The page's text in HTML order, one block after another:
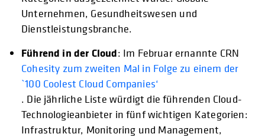
Unternehmen, Gesundheitswesen und
Dienstleistungsbranche.
Führend in der Cloud: Im Februar ernannte CRN
Cohesity zum zweiten Mal in Folge zu einem der
`100 Coolest Cloud Companies‘
. Die jährliche Liste würdigt die führenden Cloud-
Technologieanbieter in fünf wichtigen Kategorien:
Infrastruktur, Monitoring und Management,